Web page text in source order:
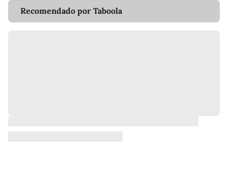
Recomendado por Taboola